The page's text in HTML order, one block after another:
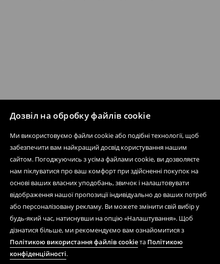
Дозвіл на обробку файлів cookie
Ми використовуємо файли cookie або подібні технології, щоб
забезпечити вам найкращий досвід користування нашим
сайтом. Погоджуючись з усіма файлами cookie, ви дозволяєте
нам піклуватися про ваш комфорт при здійсненні покупок на
основі ваших власних уподобань, звичок і налаштовувати
відображення нашої пропозиції індивідуально до ваших потреб
або персоналізовану рекламу. Ви можете змінити свій вибір у
будь-який час, натиснувши на опцію «Налаштування». Щоб
дізнатися більше, ми рекомендуємо вам ознайомитися з
Політикою використання файлів cookieта Політикою
конфіденційності.
Дізнатися більше про House
Допомога та контакт
Інтернет-магазин
Умови
Мобільний додаток